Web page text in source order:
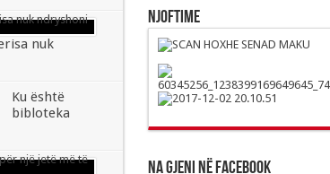
nuk
Ku është
bibloteka
Njoftime
Na gjeni në Facebook